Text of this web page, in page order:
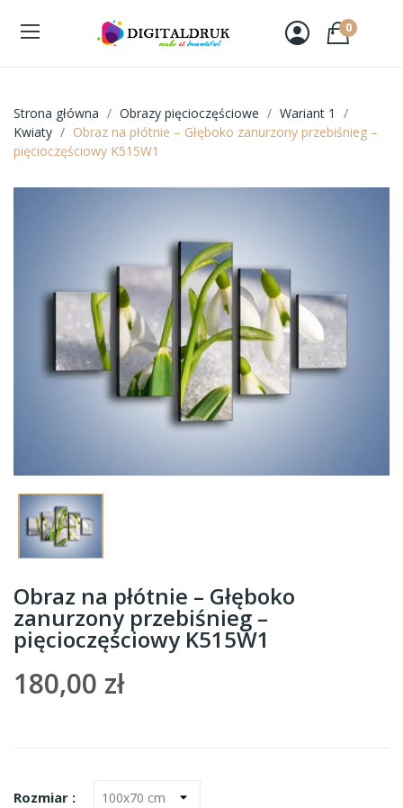
0
Strona główna Obrazy pięcioczęściowe
Wariant 1
Kwiaty
Obraz na płótnie – Głęboko zanurzony przebiśnieg –
pięcioczęściowy K515W1
Obraz na płótnie – Głęboko
zanurzony przebiśnieg –
pięcioczęściowy K515W1
180,00 zł
Rozmiar :